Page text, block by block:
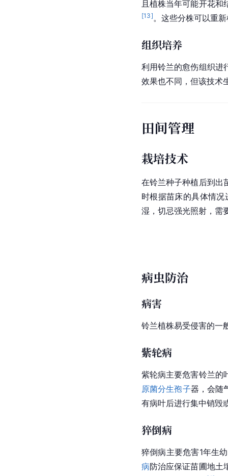
且植株当年可能开花
[13]。这些分株可以重
组织培养
利用铃兰的愈伤组织进
效果也不同，但该技术
田间管理
栽培技术
在铃兰种子种植后到出
时根据苗床的具体情
湿，切忌强光照射，需
病虫防治
病害
铃兰植株易受侵害的一
紫轮病
紫轮病主要危害铃兰的
原菌分生孢子器，会随
有病叶后进行集中销毁
猝倒病
猝倒病主要危害1年生
病防治应保证苗圃地土